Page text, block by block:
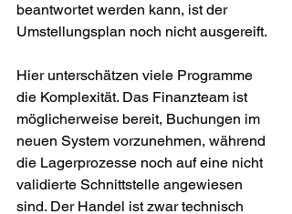
beantwortet werden kann, ist der
Umstellungsplan noch nicht ausgereift.
Hier unterschätzen viele Programme
die Komplexität. Das Finanzteam ist
möglicherweise bereit, Buchungen im
neuen System vorzunehmen, während
die Lagerprozesse noch auf eine nicht
validierte Schnittstelle angewiesen
sind. Der Handel ist zwar technisch